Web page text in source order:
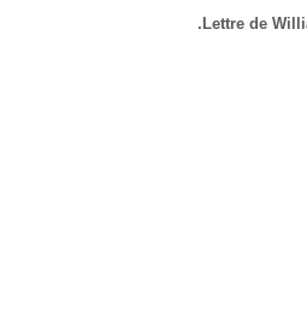
Lettre de